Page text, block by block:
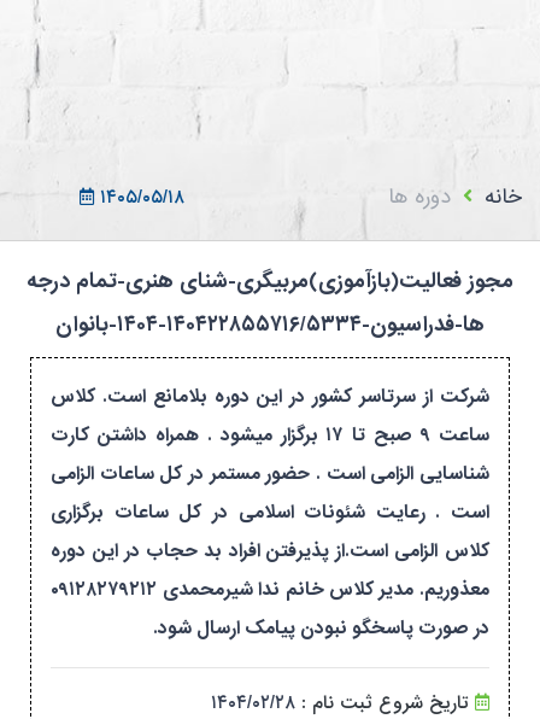
۱۴۰۵/۰۵/۱۸
خانه دوره ها
مجوز فعالیت(بازآموزی)مربیگری-شنای هنری-تمام درجه
ها-فدراسیون-۱۴۰۴۲۲۸۵۵۷۱۶/۵۳۳۴-۱۴۰۴-بانوان
شرکت از سرتاسر کشور در این دوره بلامانع است. کلاس
ساعت ۹ صبح تا ۱۷ برگزار میشود . همراه داشتن کارت
شناسایی الزامی است . حضور مستمر در کل ساعات الزامی
است . رعایت شئونات اسلامی در کل ساعات برگزاری
کلاس الزامی است.از پذیرفتن افراد بد حجاب در این دوره
معذوریم. مدیر کلاس خانم ندا شیرمحمدی ۰۹۱۲۸۲۷۹۲۱۲
در صورت پاسخگو نبودن پیامک ارسال شود.
تاریخ شروع ثبت نام : ۱۴۰۴/۰۲/۲۸